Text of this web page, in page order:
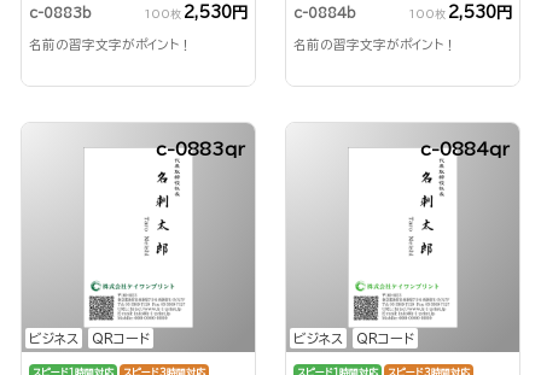
c-0883b 100枚 2,530円
名前の習字文字がポイント！
c-0884b 100枚 2,530円
名前の習字文字がポイント！
ビジネス QRコード
c-0883qr
ビジネス QRコード
c-0884qr